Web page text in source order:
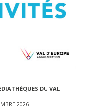
DU VAL
2026